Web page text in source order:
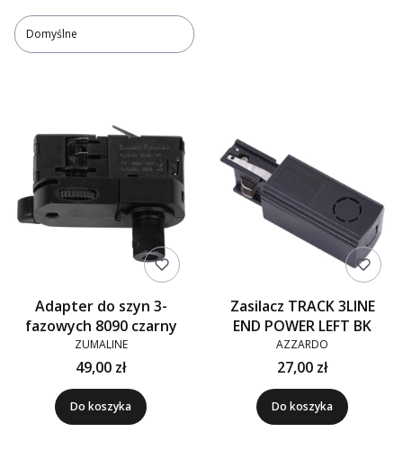
Domyślne
Adapter do szyn 3-
fazowych 8090 czarny
ZUMALINE
49,00 zł
Do koszyka
Zasilacz TRACK 3LINE
END POWER LEFT BK
AZZARDO
27,00 zł
Do koszyka